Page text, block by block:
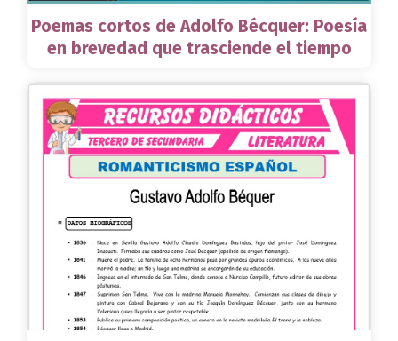
Poemas cortos de Adolfo Bécquer: Poesía
en brevedad que trasciende el tiempo